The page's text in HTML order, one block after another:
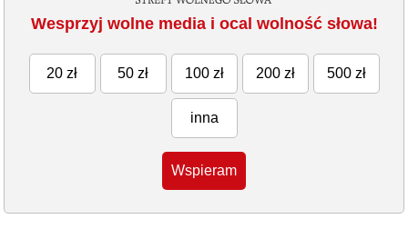
Wesprzyj wolne media i ocal wolność słowa!
20 zł 50 zł 100 zł 200 zł 500 zł
inna
Wspieram